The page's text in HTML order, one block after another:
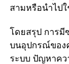
สามหรือนำไป
โดยสรุป การมี
บนอุปกรณ์ของ
ระบบ ปัญหาคว